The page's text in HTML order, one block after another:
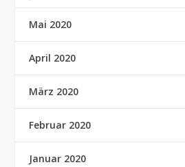
Mai 2020
April 2020
März 2020
Februar 2020
Januar 2020